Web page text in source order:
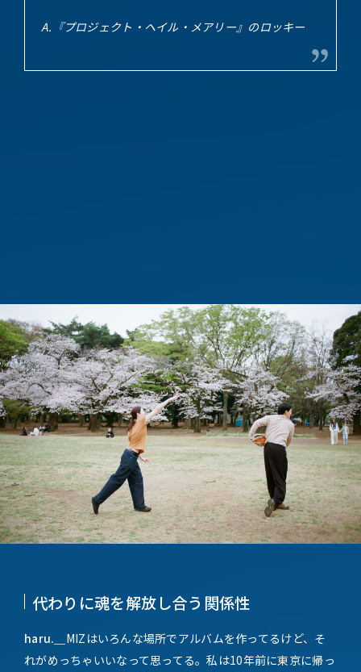
A.『プロジェクト・ヘイル・メアリー』のロッキー
代わりに魂を解放し合う関係性
haru.＿ MIZはいろんな場所でアルバムを作ってるけど、そ
れがめっちゃいいなって思ってる。私は10年前に東京に帰っ